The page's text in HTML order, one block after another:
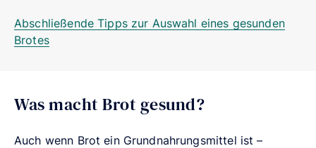
Abschließende Tipps zur Auswahl eines gesunden
Brotes
Was macht Brot gesund?
Auch wenn Brot ein Grundnahrungsmittel ist –